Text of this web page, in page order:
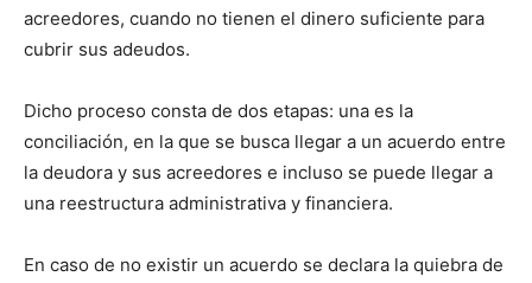
acreedores, cuando no tienen el dinero suficiente para
cubrir sus adeudos.
Dicho proceso consta de dos etapas: una es la
conciliación, en la que se busca llegar a un acuerdo entre
la deudora y sus acreedores e incluso se puede llegar a
una reestructura administrativa y financiera.
En caso de no existir un acuerdo se declara la quiebra de